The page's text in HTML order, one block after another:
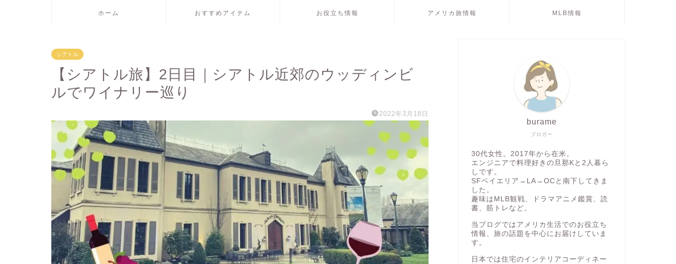
ホーム おすすめアイテム お役立ち情報 アメリカ旅情報 MLB情報
シアトル
【シアトル旅】2日目｜シアトル近郊のウッディンビ
ルでワイナリー巡り
2022年3月18日
ブロガー
burame
30代女性。2017年から在米。
エンジニアで料理好きの旦那Kと2人暮ら
しです。
SFベイエリア→LA→OCと南下してきま
した。
趣味はMLB観戦、ドラマアニメ鑑賞、読
書、筋トレなど。
当ブログではアメリカ生活でのお役立ち
情報、旅の話題を中心にお届けしていま
す。
日本では住宅のインテリアコーディネー